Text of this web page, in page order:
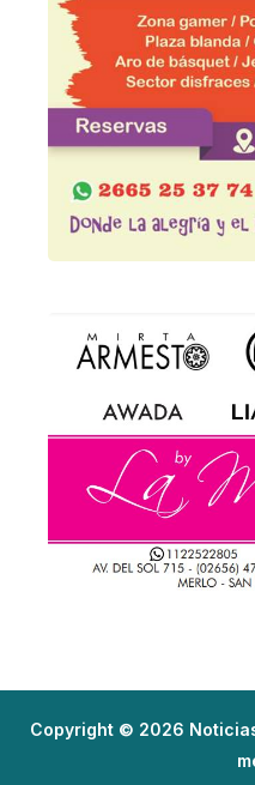
Copyright © 2026